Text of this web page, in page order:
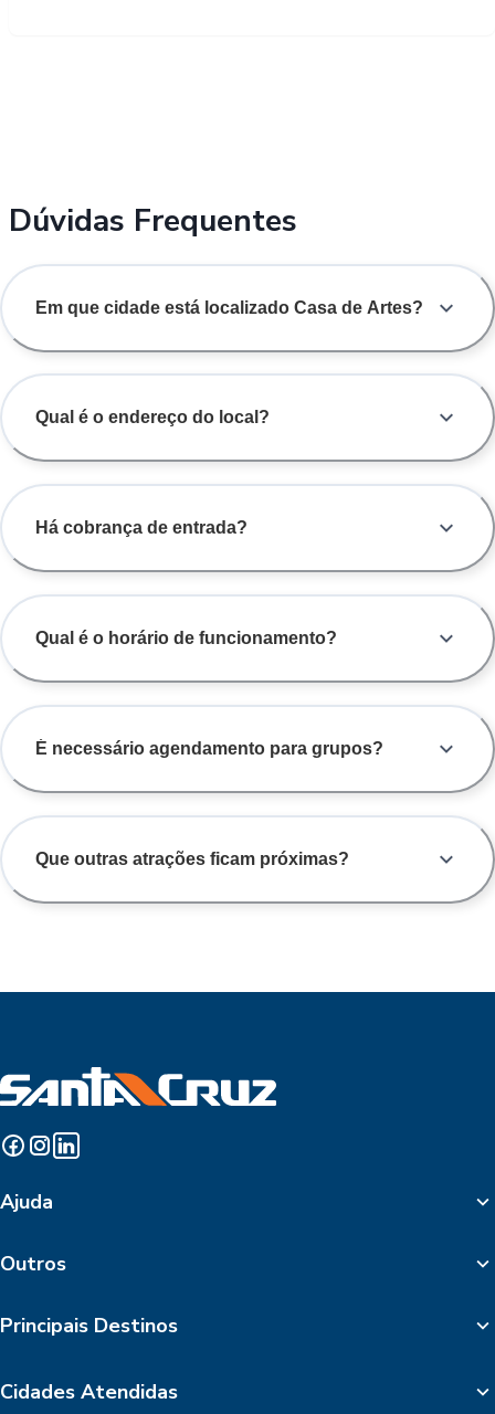
Dúvidas Frequentes
Em que cidade está localizado Casa de Artes?
Qual é o endereço do local?
Há cobrança de entrada?
Qual é o horário de funcionamento?
É necessário agendamento para grupos?
Que outras atrações ficam próximas?
Ajuda
Outros
Principais Destinos
Cidades Atendidas